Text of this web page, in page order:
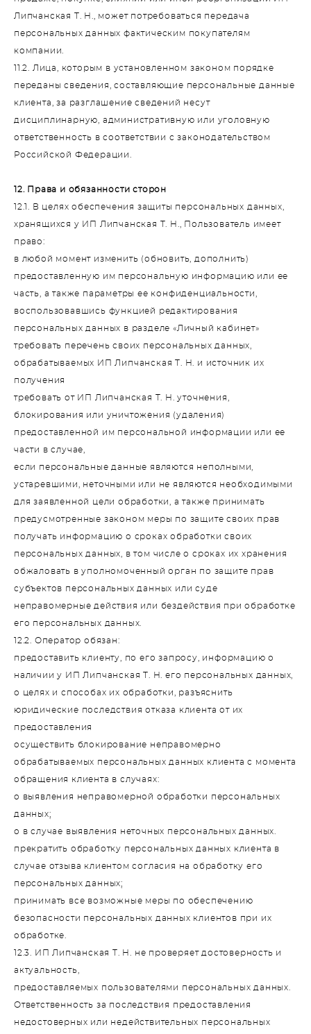
Липчанская Т. Н., может потребоваться передача
персональных данных фактическим покупателям
компании.
11.2. Лица, которым в установленном законом порядке
переданы сведения, составляющие персональные данные
клиента, за разглашение сведений несут
дисциплинарную, административную или уголовную
ответственность в соответствии с законодательством
Российской Федерации.
12. Права и обязанности сторон
12.1. В целях обеспечения защиты персональных данных,
хранящихся у ИП Липчанская Т. Н., Пользователь имеет
право:
в любой момент изменить (обновить, дополнить)
предоставленную им персональную информацию или ее
часть, а также параметры ее конфиденциальности,
воспользовавшись функцией редактирования
персональных данных в разделе «Личный кабинет»
требовать перечень своих персональных данных,
обрабатываемых ИП Липчанская Т. Н. и источник их
получения
требовать от ИП Липчанская Т. Н. уточнения,
блокирования или уничтожения (удаления)
предоставленной им персональной информации или ее
части в случае,
если персональные данные являются неполными,
устаревшими, неточными или не являются необходимыми
для заявленной цели обработки, а также принимать
предусмотренные законом меры по защите своих прав
получать информацию о сроках обработки своих
персональных данных, в том числе о сроках их хранения
обжаловать в уполномоченный орган по защите прав
субъектов персональных данных или суде
неправомерные действия или бездействия при обработке
его персональных данных.
12.2. Оператор обязан:
предоставить клиенту, по его запросу, информацию о
наличии у ИП Липчанская Т. Н. его персональных данных,
о целях и способах их обработки, разъяснить
юридические последствия отказа клиента от их
предоставления
осуществить блокирование неправомерно
обрабатываемых персональных данных клиента с момента
обращения клиента в случаях:
о выявления неправомерной обработки персональных
данных;
о в случае выявления неточных персональных данных.
прекратить обработку персональных данных клиента в
случае отзыва клиентом согласия на обработку его
персональных данных;
принимать все возможные меры по обеспечению
безопасности персональных данных клиентов при их
обработке.
12.3. ИП Липчанская Т. Н. не проверяет достоверность и
актуальность,
предоставляемых пользователями персональных данных.
Ответственность за последствия предоставления
недостоверных или недействительных персональных